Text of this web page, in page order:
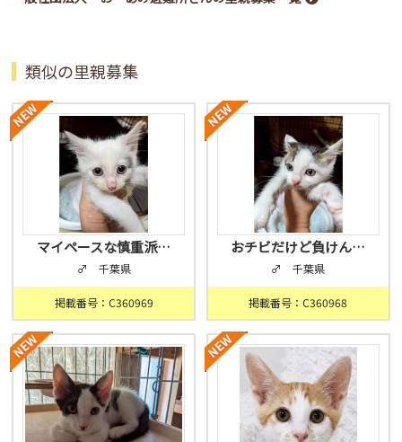
類似の里親募集
マイペースな慎重派…
♂ 千葉県
掲載番号：C360969
おチビだけど負けん…
♂ 千葉県
掲載番号：C360968